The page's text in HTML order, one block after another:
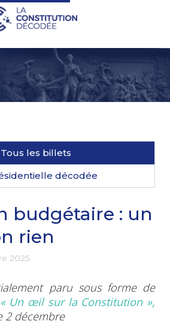
Tous les billets
décodée
budgétaire : un
rien
2025
paru sous forme de
« Un œil sur la Constitution »,
2 décembre